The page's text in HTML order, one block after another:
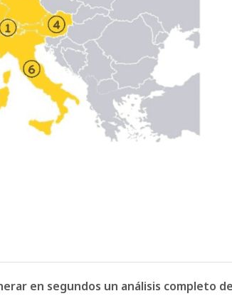
en segundos un análisis completo